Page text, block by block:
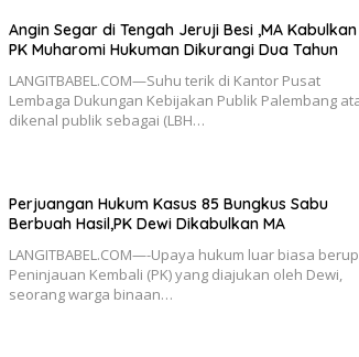
Angin Segar di Tengah Jeruji Besi ,MA Kabulkan
PK Muharomi Hukuman Dikurangi Dua Tahun
LANGITBABEL.COM—Suhu terik di Kantor Pusat
Lembaga Dukungan Kebijakan Publik Palembang
dikenal publik sebagai (LBH…
Perjuangan Hukum Kasus 85 Bungkus Sabu
Berbuah Hasil,PK Dewi Dikabulkan MA
LANGITBABEL.COM—-Upaya hukum luar biasa
Peninjauan Kembali (PK) yang diajukan oleh Dewi,
seorang warga binaan…